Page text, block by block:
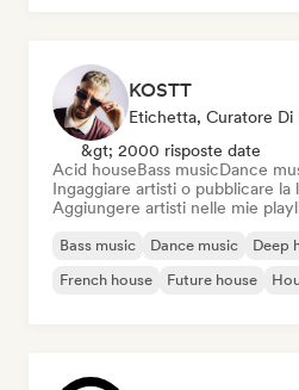
KOSTT
Etichetta, Curatore Di
&gt; 2000 risposte date
Acid houseBass musicDance
Ingaggiare artisti o pubblicare la
Aggiungere artisti nelle mie
Bass music Dance music Deep
French house
Future house